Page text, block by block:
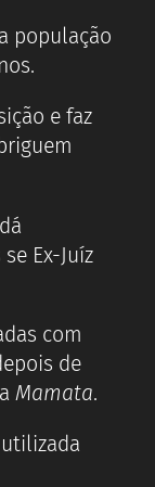
população
e faz
Ex-Juíz
com
de
Mamata.